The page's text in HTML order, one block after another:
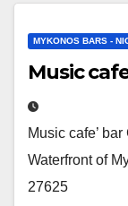
MYKONOS BARS -
Music
Music cafe’
Waterfront of
27625